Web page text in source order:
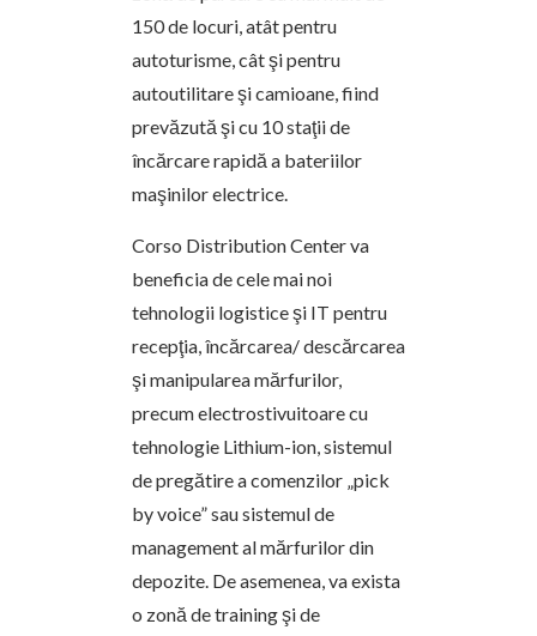
150 de locuri, atât pentru
autoturisme, cât şi pentru
autoutilitare şi camioane, fiind
prevăzută şi cu 10 staţii de
încărcare rapidă a bateriilor
maşinilor electrice.
Corso Distribution Center va
beneficia de cele mai noi
tehnologii logistice şi IT pentru
recepţia, încărcarea/ descărcarea
şi manipularea mărfurilor,
precum electrostivuitoare cu
tehnologie Lithium-ion, sistemul
de pregătire a comenzilor „pick
by voice” sau sistemul de
management al mărfurilor din
depozite. De asemenea, va exista
o zonă de training şi de